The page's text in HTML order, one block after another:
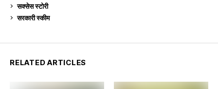
सक्सेस स्टो‍री
सरकारी स्की‍म
RELATED ARTICLES